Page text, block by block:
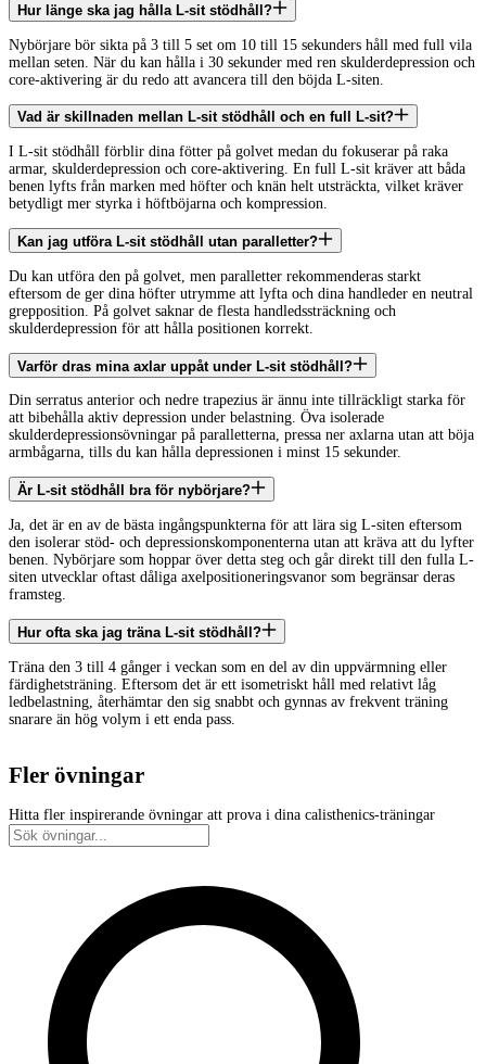
Hur länge ska jag hålla L-sit stödhåll?
Nybörjare bör sikta på 3 till 5 set om 10 till 15 sekunders håll med full vila
mellan seten. När du kan hålla i 30 sekunder med ren skulderdepression och
core-aktivering är du redo att avancera till den böjda L-siten.
Vad är skillnaden mellan L-sit stödhåll och en full L-sit?
I L-sit stödhåll förblir dina fötter på golvet medan du fokuserar på raka
armar, skulderdepression och core-aktivering. En full L-sit kräver att båda
benen lyfts från marken med höfter och knän helt utsträckta, vilket kräver
betydligt mer styrka i höftböjarna och kompression.
Kan jag utföra L-sit stödhåll utan paralletter?
Du kan utföra den på golvet, men paralletter rekommenderas starkt
eftersom de ger dina höfter utrymme att lyfta och dina handleder en neutral
grepposition. På golvet saknar de flesta handledssträckning och
skulderdepression för att hålla positionen korrekt.
Varför dras mina axlar uppåt under L-sit stödhåll?
Din serratus anterior och nedre trapezius är ännu inte tillräckligt starka för
att bibehålla aktiv depression under belastning. Öva isolerade
skulderdepressionsövningar på paralletterna, pressa ner axlarna utan att böja
armbågarna, tills du kan hålla depressionen i minst 15 sekunder.
Är L-sit stödhåll bra för nybörjare?
Ja, det är en av de bästa ingångspunkterna för att lära sig L-siten eftersom
den isolerar stöd- och depressionskomponenterna utan att kräva att du lyfter
benen. Nybörjare som hoppar över detta steg och går direkt till den fulla L-
siten utvecklar oftast dåliga axelpositioneringsvanor som begränsar deras
framsteg.
Hur ofta ska jag träna L-sit stödhåll?
Träna den 3 till 4 gånger i veckan som en del av din uppvärmning eller
färdighetsträning. Eftersom det är ett isometriskt håll med relativt låg
ledbelastning, återhämtar den sig snabbt och gynnas av frekvent träning
snarare än hög volym i ett enda pass.
Fler övningar
Hitta fler inspirerande övningar att prova i dina calisthenics-träningar